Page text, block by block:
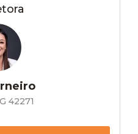
42271